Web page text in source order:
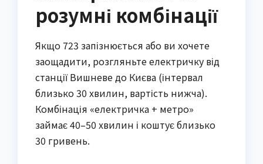
розумні комбінації
Якщо 723 запізнюється або ви хочете
заощадити, розгляньте електричку від
станції Вишневе до Києва (інтервал
близько 30 хвилин, вартість нижча).
Комбінація «електричка + метро»
займає 40–50 хвилин і коштує близько
30 гривень.